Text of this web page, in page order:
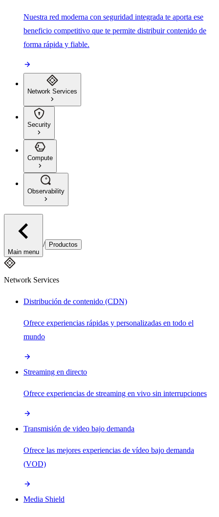
Nuestra red moderna con seguridad integrada te aporta ese
beneficio competitivo que te permite distribuir contenido de
forma rápida y fiable.
Network Services
Security
Compute
Observability
Main menu
/ Productos
Network Services
Distribución de contenido (CDN)
Ofrece experiencias rápidas y personalizadas en todo el
mundo
Streaming en directo
Ofrece experiencias de streaming en vivo sin interrupciones
Transmisión de video bajo demanda
Ofrece las mejores experiencias de vídeo bajo demanda
(VOD)
Media Shield